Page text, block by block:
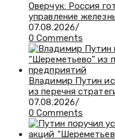
Оверчук: Россия
управление
07.08.2026/
0 Comments
Владимир Путин
из перечня
07.08.2026/
0 Comments